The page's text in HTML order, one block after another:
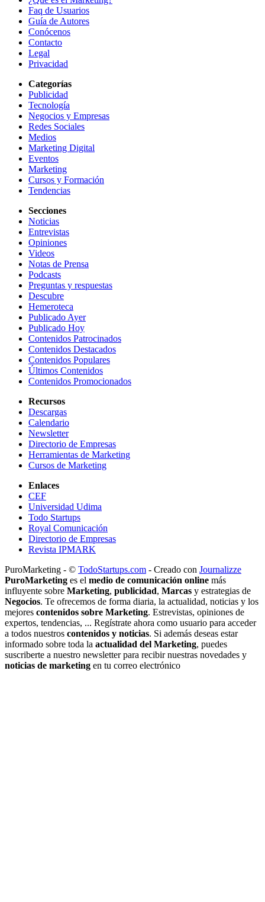
Faq de Usuarios
Guía de Autores
Conócenos
Contacto
Legal
Privacidad
Categorías
Publicidad
Tecnología
Negocios y Empresas
Redes Sociales
Medios
Marketing Digital
Eventos
Marketing
Cursos y Formación
Tendencias
Secciones
Noticias
Entrevistas
Opiniones
Videos
Notas de Prensa
Podcasts
Preguntas y respuestas
Descubre
Hemeroteca
Publicado Ayer
Publicado Hoy
Contenidos Patrocinados
Contenidos Destacados
Contenidos Populares
Últimos Contenidos
Contenidos Promocionados
Recursos
Descargas
Calendario
Newsletter
Directorio de Empresas
Herramientas de Marketing
Cursos de Marketing
Enlaces
CEF
Universidad Udima
Todo Startups
Royal Comunicación
Directorio de Empresas
Revista IPMARK
PuroMarketing - © TodoStartups.com - Creado con Journalizze
PuroMarketing es el medio de comunicación online más
influyente sobre Marketing, publicidad, Marcas y estrategias de
Negocios. Te ofrecemos de forma diaria, la actualidad, noticias y los
mejores contenidos sobre Marketing. Estrevistas, opiniones de
expertos, tendencias, ... Regístrate ahora como usuario para acceder
a todos nuestros contenidos y noticias. Si además deseas estar
informado sobre toda la actualidad del Marketing, puedes
suscriberte a nuestro newsletter para recibir nuestras novedades y
noticias de marketing en tu correo electrónico